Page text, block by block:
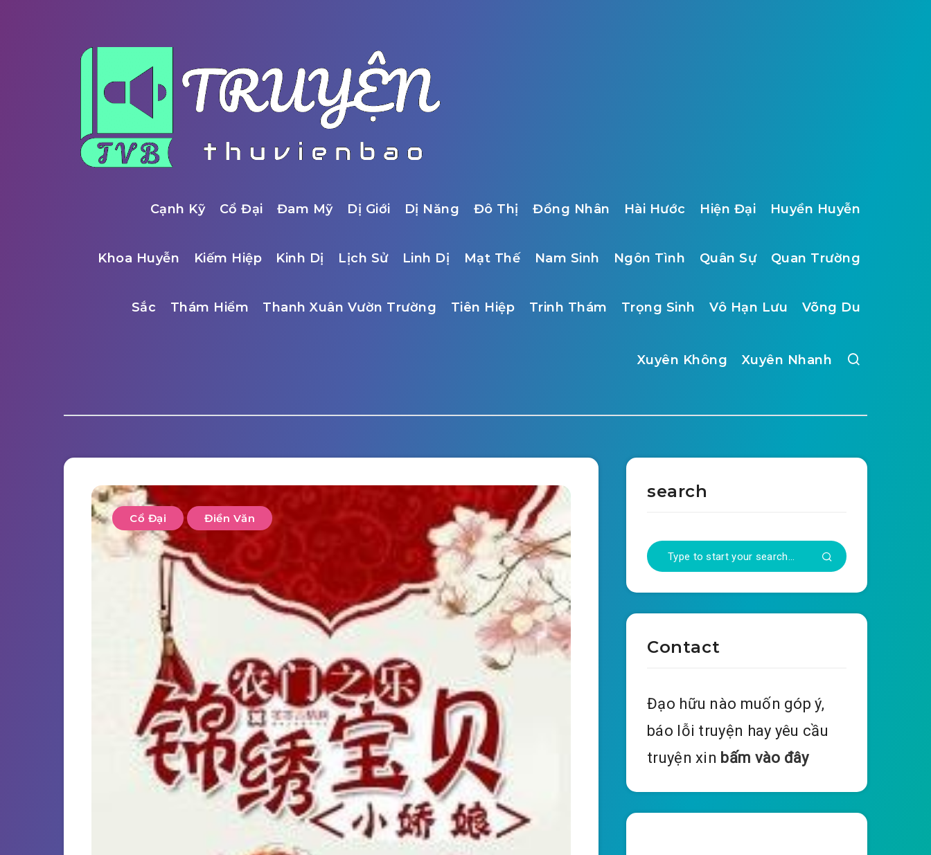
Cạnh Kỹ Cổ Đại Đam Mỹ Dị Giới Dị Năng Đô Thị Đồng Nhân Hài Hước Hiện Đại Huyền Huyễn
Khoa Huyễn Kiếm Hiệp Kinh Dị Lịch Sử Linh Dị Mạt Thế Nam Sinh Ngôn Tình Quân Sự Quan Trường
Sắc Thám Hiểm Thanh Xuân Vườn Trường Tiên Hiệp Trinh Thám Trọng Sinh Vô Hạn Lưu Võng Du
Xuyên Không Xuyên Nhanh
Cổ Đại Điền Văn
search
Contact
Đạo hữu nào muốn góp ý,
báo lỗi truyện hay yêu cầu
truyện xin bấm vào đây